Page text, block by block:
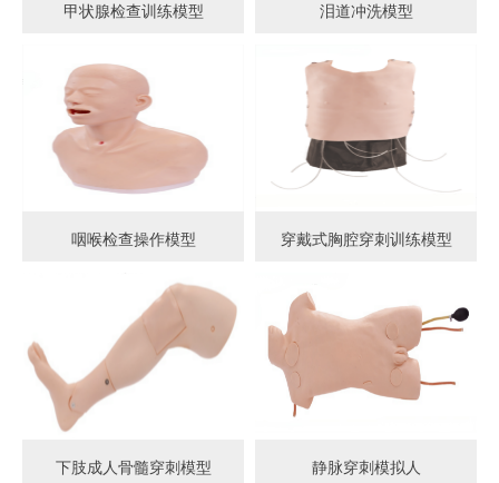
甲状腺检查训练模型 泪道冲洗模型
咽喉检查操作模型 穿戴式胸腔穿刺训练模型
下肢成人骨髓穿刺模型 静脉穿刺模拟人